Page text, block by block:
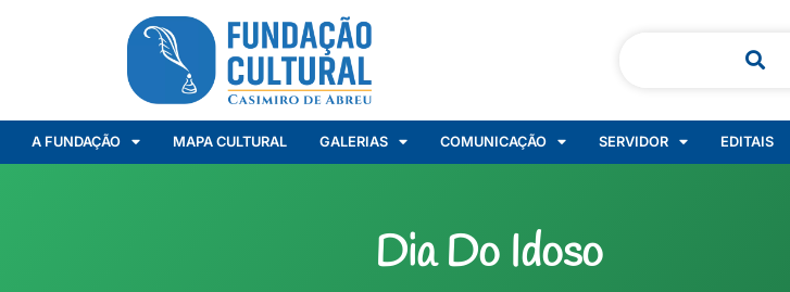
A FUNDAÇÃO MAPA CULTURAL GALERIAS COMUNICAÇÃO SERVIDOR EDITAIS
Dia Do Idoso